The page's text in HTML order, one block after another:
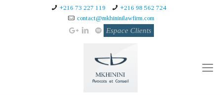
+216 73 227 119
+216 98 562 724
contact@mkhininilawfirm.com